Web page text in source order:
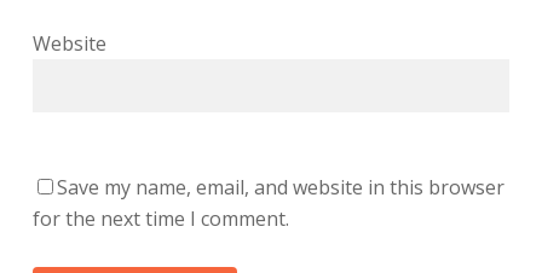
Website
Save my name, email, and website in this browser
for the next time I comment.